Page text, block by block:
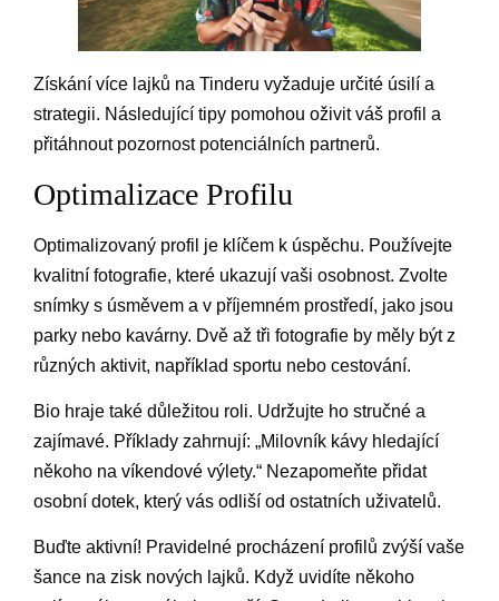
Získání více lajků na Tinderu vyžaduje určité úsilí a
strategii. Následující tipy pomohou oživit váš profil a
přitáhnout pozornost potenciálních partnerů.
Optimalizace Profilu
Optimalizovaný profil je klíčem k úspěchu. Používejte
kvalitní fotografie, které ukazují vaši osobnost. Zvolte
snímky s úsměvem a v příjemném prostředí, jako jsou
parky nebo kavárny. Dvě až tři fotografie by měly být z
různých aktivit, například sportu nebo cestování.
Bio hraje také důležitou roli. Udržujte ho stručné a
zajímavé. Příklady zahrnují: „Milovník kávy hledající
někoho na víkendové výlety.“ Nezapomeňte přidat
osobní dotek, který vás odliší od ostatních uživatelů.
Buďte aktivní! Pravidelné procházení profilů zvýší vaše
šance na zisk nových lajků. Když uvidíte někoho